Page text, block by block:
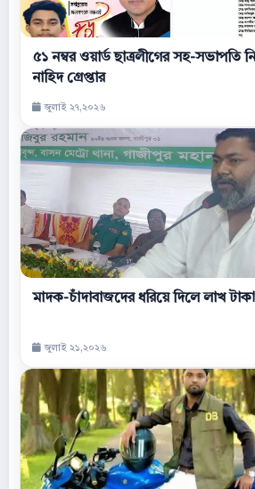
৫১ নম্বর ওয়ার্ড ছাত্রলীগের সহ-সভাপতি
নাহিদ গ্রেপ্তার
জুলাই ২৭,২০২৬
মাদক-চাঁদাবাজদের ধরিয়ে দিলে লাখ
জুলাই ২১,২০২৬